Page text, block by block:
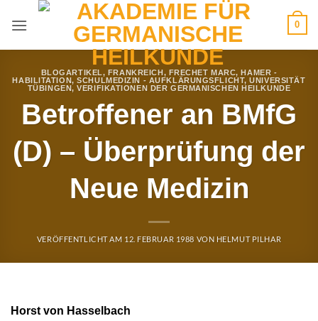
Inhalt
0
BLOGARTIKEL, FRANKREICH, FRECHET MARC,HAMER -
HABILITATION,SCHULMEDIZIN - AUFKLÄRUNGSFLICHT,UNIVERSITÄT
TÜBINGEN,VERIFIKATIONEN DER GERMANISCHEN HEILKUNDE
Betroffener an BMfG
(D) – Überprüfung der
Neue Medizin
VERÖFFENTLICHT AM 12. FEBRUAR 1988 VON HELMUT PILHAR
Horst von Hasselbach